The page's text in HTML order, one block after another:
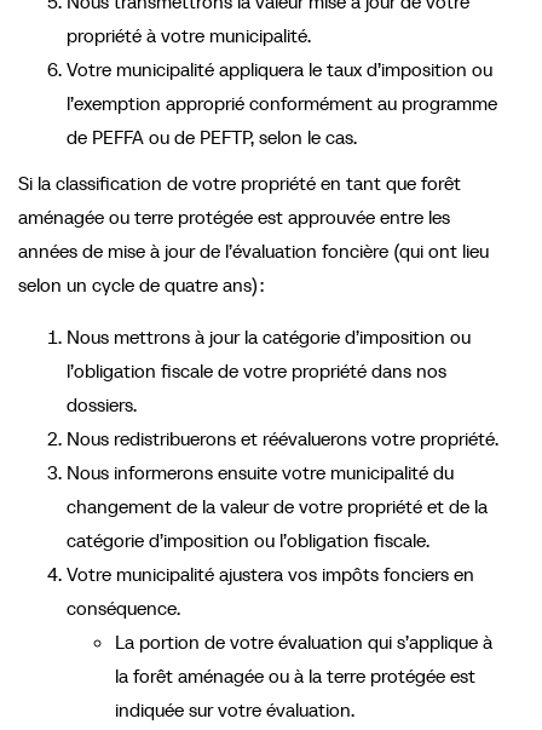
propriété à votre municipalité.
Votre municipalité appliquera le taux d’imposition ou
l’exemption approprié conformément au programme
de PEFFA ou de PEFTP, selon le cas.
Si la classification de votre propriété en tant que forêt
aménagée ou terre protégée est approuvée entre les
années de mise à jour de l’évaluation foncière (qui ont lieu
selon un cycle de quatre ans) :
Nous mettrons à jour la catégorie d’imposition ou
l’obligation fiscale de votre propriété dans nos
dossiers.
Nous redistribuerons et réévaluerons votre propriété.
Nous informerons ensuite votre municipalité du
changement de la valeur de votre propriété et de la
catégorie d’imposition ou l’obligation fiscale.
Votre municipalité ajustera vos impôts fonciers en
conséquence.
La portion de votre évaluation qui s’applique à
la forêt aménagée ou à la terre protégée est
indiquée sur votre évaluation.